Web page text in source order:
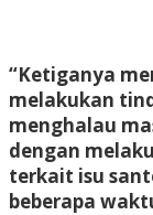
“Ketiganya
melakukan
menghalau
dengan
terkait isu
beberapa